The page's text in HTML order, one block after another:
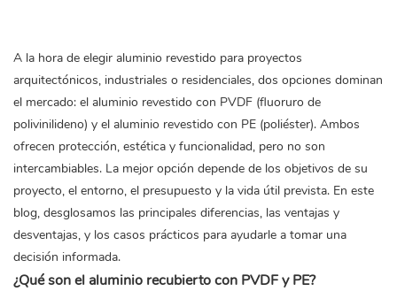
A la hora de elegir aluminio revestido para proyectos
arquitectónicos, industriales o residenciales, dos opciones dominan
el mercado: el aluminio revestido con PVDF (fluoruro de
polivinilideno) y el aluminio revestido con PE (poliéster). Ambos
ofrecen protección, estética y funcionalidad, pero no son
intercambiables. La mejor opción depende de los objetivos de su
proyecto, el entorno, el presupuesto y la vida útil prevista. En este
blog, desglosamos las principales diferencias, las ventajas y
desventajas, y los casos prácticos para ayudarle a tomar una
decisión informada.
¿Qué son el aluminio recubierto con PVDF y PE?